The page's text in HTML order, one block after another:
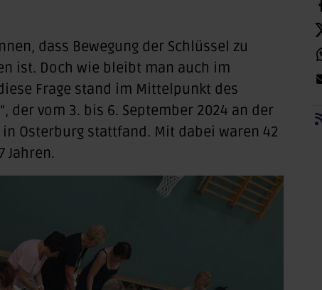
dass Bewegung der Schlüssel zu
ist. Doch wie bleibt man auch im
Frage stand im Mittelpunkt des
der vom 3. bis 6. September 2024 an der
Osterburg stattfand. Mit dabei waren 42
Jahren.